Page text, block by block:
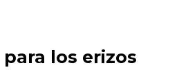
los erizos